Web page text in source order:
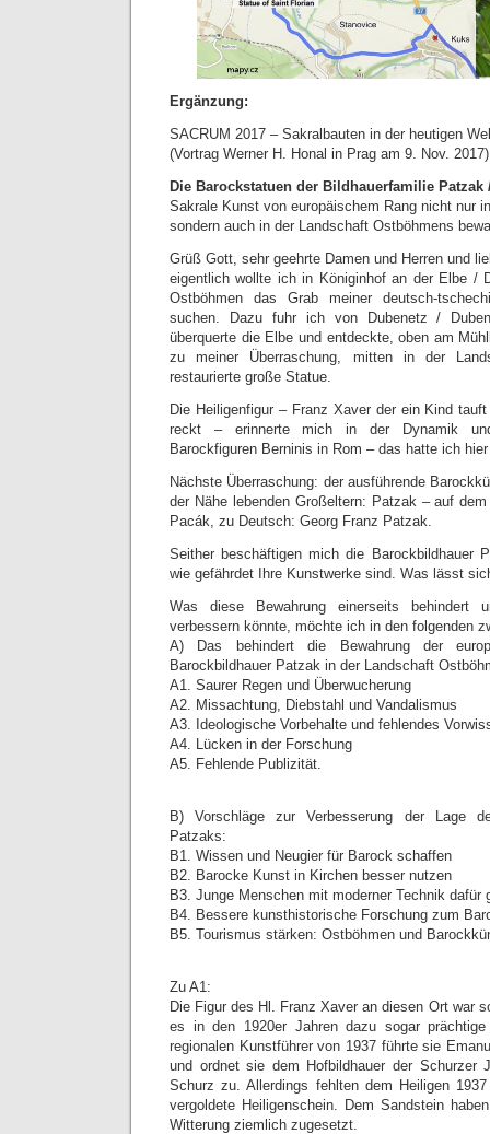
Ergänzung:
SACRUM 2017 – Sakralbauten in der heutigen
(Vortrag Werner H. Honal in Prag am 9. Nov. 2017)
Die Barockstatuen der Bildhauerfamilie Patzak
Sakrale Kunst von europäischem Rang nicht nur
sondern auch in der Landschaft Ostböhmens
Grüß Gott, sehr geehrte Damen und Herren und
eigentlich wollte ich in Königinhof an der Elbe /
Ostböhmen das Grab meiner deutsch-
suchen. Dazu fuhr ich von Dubenetz /
überquerte die Elbe und entdeckte, oben am
zu meiner Überraschung, mitten in der
restaurierte große Statue.
Die Heiligenfigur – Franz Xaver der ein Kind
reckt – erinnerte mich in der Dynamik
Barockfiguren Berninis in Rom – das hatte ich
Nächste Überraschung: der ausführende
der Nähe lebenden Großeltern: Patzak – auf
Pacák, zu Deutsch: Georg Franz Patzak.
Seither beschäftigen mich die Barockbildhauer
wie gefährdet Ihre Kunstwerke sind. Was lässt
Was diese Bewahrung einerseits behindert
verbessern könnte, möchte ich in den folgenden
A) Das behindert die Bewahrung der
Barockbildhauer Patzak in der Landschaft
A1. Saurer Regen und Überwucherung
A2. Missachtung, Diebstahl und Vandalismus
A3. Ideologische Vorbehalte und fehlendes
A4. Lücken in der Forschung
A5. Fehlende Publizität.
B) Vorschläge zur Verbesserung der Lage
Patzaks:
B1. Wissen und Neugier für Barock schaffen
B2. Barocke Kunst in Kirchen besser nutzen
B3. Junge Menschen mit moderner Technik dafür
B4. Bessere kunsthistorische Forschung zum
B5. Tourismus stärken: Ostböhmen und
Zu A1:
Die Figur des Hl. Franz Xaver an diesen Ort war
es in den 1920er Jahren dazu sogar
regionalen Kunstführer von 1937 führte sie
und ordnet sie dem Hofbildhauer der Schurzer
Schurz zu. Allerdings fehlten dem Heiligen
vergoldete Heiligenschein. Dem Sandstein
Witterung ziemlich zugesetzt.